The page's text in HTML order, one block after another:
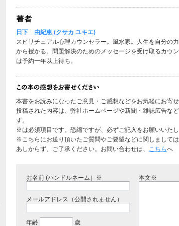
日下 由紀恵 (クサカ ユキエ)
スピリチュアル心理カウンセラー。風水家。人生を自分の
から授かる。問題解決のためのメッセージを受け取るカウ
は予約一年以上待ち。
本書をお読みになったご意見・ご感想などをお気軽にお寄せ
投稿された内容は、弊社ホームページや新聞・雑誌広告な
す。
※は必須項目です。恐縮ですが、必ずご記入をお願いいたし
※こちらにお送り頂いたご質問やご要望などに関しまして
あしからず、ご了承ください。お問い合わせは、 こちらへ
お名前 (ハンドルネーム）※
メールアドレス（公開されません）
年齢 歳
本文※